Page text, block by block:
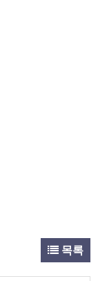
목록